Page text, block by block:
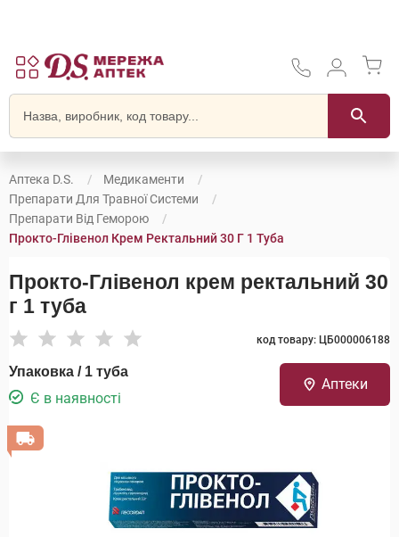
Аптека D.S.
Медикаменти
Препарати Для Травної Системи
Препарати Від Геморою
Прокто-Глівенол Крем Ректальний 30 Г 1 Туба
Прокто-Глівенол крем ректальний 30
г 1 туба
код товару: ЦБ000006188
Упаковка / 1 туба
Є в наявності
Аптеки